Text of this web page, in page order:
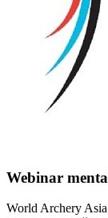
Webinar
World Archery